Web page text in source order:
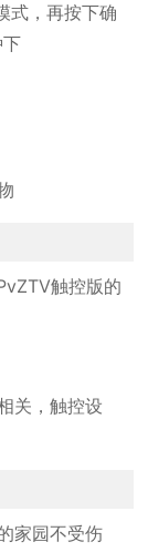
式，再按下确
触控版的
关，触控设
家园不受伤